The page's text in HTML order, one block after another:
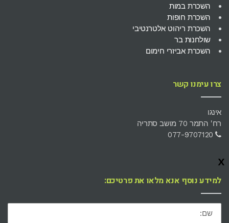
השכרת במות
השכרת חופות
השכרת ריהוט אלטרנטיבי
שולחנות בר
השכרת אביזרי חימום
צרו עימנו קשר
אינגו
רח' התמר 70 מושב סתריה
077-9707120
x
למידע נוסף אנא מלאו את פרטיכם:
שם: